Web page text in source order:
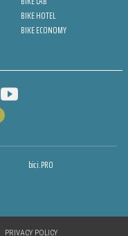
BIKE HOTEL
BIKE ECONOMY
bici.PRO
PRIVACY POLICY